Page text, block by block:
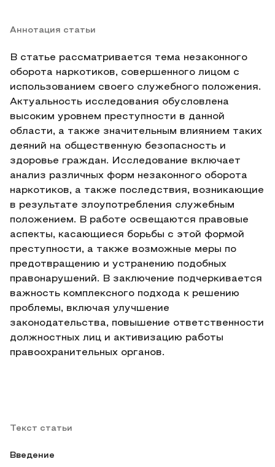
Аннотация статьи
В статье рассматривается тема незаконного
оборота наркотиков, совершенного лицом с
использованием своего служебного положения.
Актуальность исследования обусловлена
высоким уровнем преступности в данной
области, а также значительным влиянием таких
деяний на общественную безопасность и
здоровье граждан. Исследование включает
анализ различных форм незаконного оборота
наркотиков, а также последствия, возникающие
в результате злоупотребления служебным
положением. В работе освещаются правовые
аспекты, касающиеся борьбы с этой формой
преступности, а также возможные меры по
предотвращению и устранению подобных
правонарушений. В заключение подчеркивается
важность комплексного подхода к решению
проблемы, включая улучшение
законодательства, повышение ответственности
должностных лиц и активизацию работы
правоохранительных органов.
Текст статьи
Введение